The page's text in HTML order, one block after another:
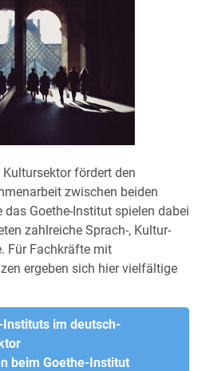
fördert den
zwischen beiden
Goethe-Institut spielen dabei
zahlreiche Sprach-, Kultur-
Für Fachkräfte mit
ergeben sich hier vielfältige
Instituts im deutsch-
beim Goethe-Institut